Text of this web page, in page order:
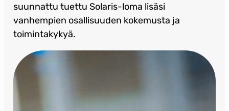
suunnattu tuettu Solaris-loma lisäsi
vanhempien osallisuuden kokemusta ja
toimintakykyä.